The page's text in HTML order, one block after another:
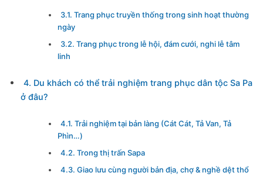
3.1. Trang phục truyền thống trong sinh hoạt thường
ngày
3.2. Trang phục trong lễ hội, đám cưới, nghi lễ tâm
linh
4. Du khách có thể trải nghiệm trang phục dân tộc Sa Pa
ở đâu?
4.1. Trải nghiệm tại bản làng (Cát Cát, Tả Van, Tả
Phìn…)
4.2. Trong thị trấn Sapa
4.3. Giao lưu cùng người bản địa, chợ & nghề dệt thổ